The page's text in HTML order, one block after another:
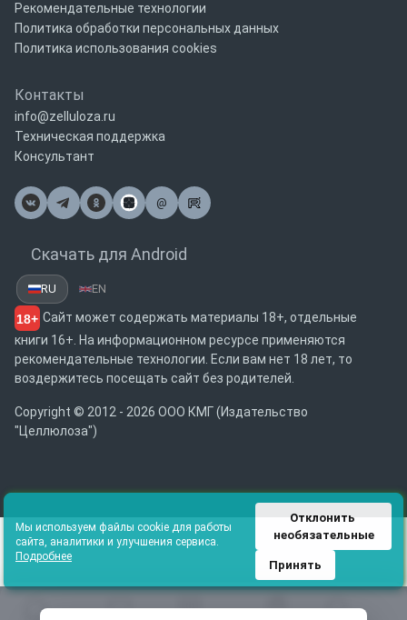
Рекомендательные технологии
Политика обработки персональных данных
Политика использования cookies
Контакты
info@zelluloza.ru
Техническая поддержка
Консультант
@
Почта
Скачать для Android
RU EN
18+ Сайт может содержать материалы 18+, отдельные
книги 16+. На информационном ресурсе применяются
рекомендательные технологии. Если вам нет 18 лет, то
воздержитесь посещать сайт без родителей.
Copyright © 2012 - 2026 ООО КМГ (Издательство
"Целлюлоза")
Мы используем файлы cookie для работы
сайта, аналитики и улучшения сервиса.
Подробнее
Отклонить
необязательные
Принять